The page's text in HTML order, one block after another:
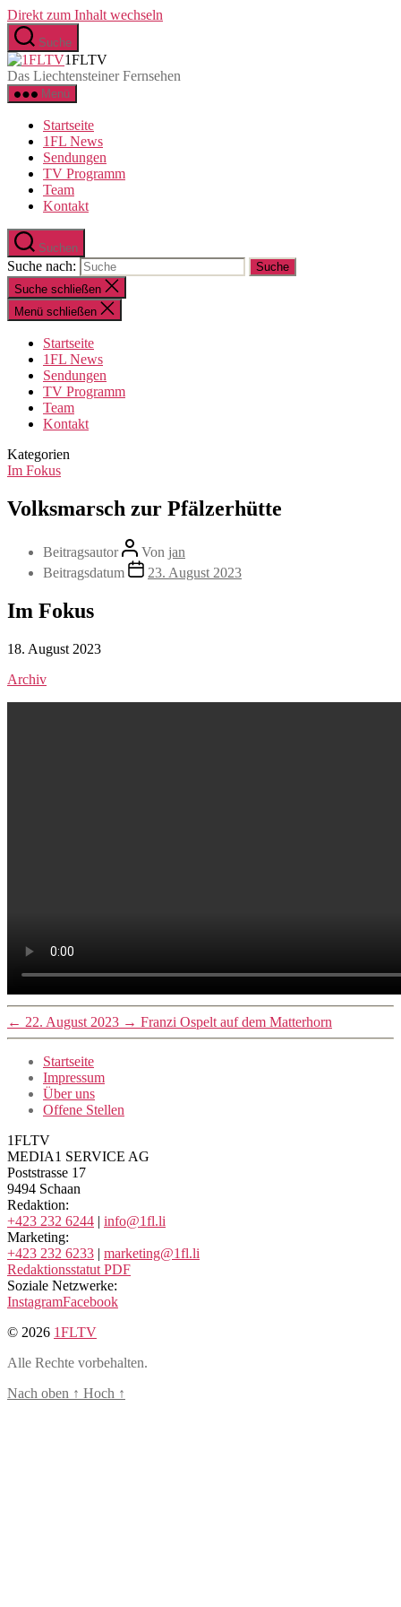
Direkt zum Inhalt wechseln
Suche
1FLTV
Das Liechtensteiner Fernsehen
Menü
Startseite
1FL News
Sendungen
TV Programm
Team
Kontakt
Suchen
Suche nach:
Suche schließen
Menü schließen
Startseite
1FL News
Sendungen
TV Programm
Team
Kontakt
Kategorien
Im Fokus
Volksmarsch zur Pfälzerhütte
Beitragsautor Von jan
Beitragsdatum
23. August 2023
Im Fokus
18. August 2023
Archiv
← 22. August 2023 → Franzi Ospelt auf dem Matterhorn
Startseite
Impressum
Über uns
Offene Stellen
1FLTV
MEDIA1 SERVICE AG
Poststrasse 17
9494 Schaan
Redaktion:
+423 232 6244 | info@1fl.li
Marketing:
+423 232 6233 | marketing@1fl.li
Redaktionsstatut PDF
Soziale Netzwerke:
InstagramFacebook
© 2026 1FLTV
Alle Rechte vorbehalten.
Nach oben ↑ Hoch ↑